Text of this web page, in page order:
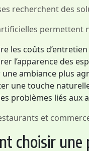
recherchent des
permettent
les coûts d’entretien
l’apparence des
une ambiance plus
une touche
problèmes liés
et
choisir